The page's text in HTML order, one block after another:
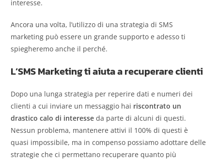
interesse.
Ancora una volta, l’utilizzo di una strategia di SMS
marketing può essere un grande supporto e adesso ti
spiegheremo anche il perché.
L’SMS Marketing ti aiuta a recuperare clienti
Dopo una lunga strategia per reperire dati e numeri dei
clienti a cui inviare un messaggio hai riscontrato un
drastico calo di interesse da parte di alcuni di questi.
Nessun problema, mantenere attivi il 100% di questi è
quasi impossibile, ma in compenso possiamo adottare delle
strategie che ci permettano recuperare quanto più